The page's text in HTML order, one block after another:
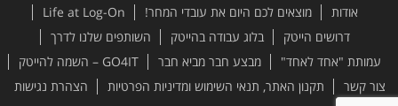
אודות מוצאים לכם היום את עובדי המחר!
Life at Log-On
דרושים הייטק
בלוג עבודה בהייטק
השותפים שלנו לדרך
עמותת "אחד לאחד"
מבצע חבר מביא חבר
GO4IT – השמה להייטק
צור קשר
תקנון האתר, תנאי השימוש ומדיניות הפרטיות הצהרת נגישות